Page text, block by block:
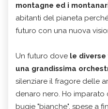
montagne ed i
abitanti del pianeta
futuro con una nuova
Un futuro dove le
una grandissima
silenziare il fragore delle
denaro nero. Ho
bugie "bianche", spese a